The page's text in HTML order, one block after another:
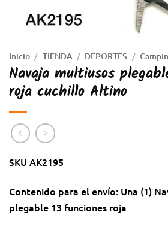
Inicio / TIENDA / DEPORTES /
Navaja multiusos
roja cuchillo Altino
SKU AK2195
Contenido para el envío: Una (1)
plegable 13 funciones roja